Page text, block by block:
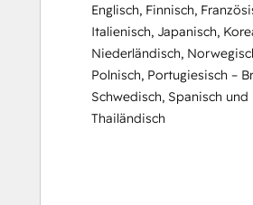
Englisch, Finnisch,
Italienisch, Japanisch,
Niederländisch,
Polnisch, Portugiesisch –
Schwedisch, Spanisch und
Thailändisch